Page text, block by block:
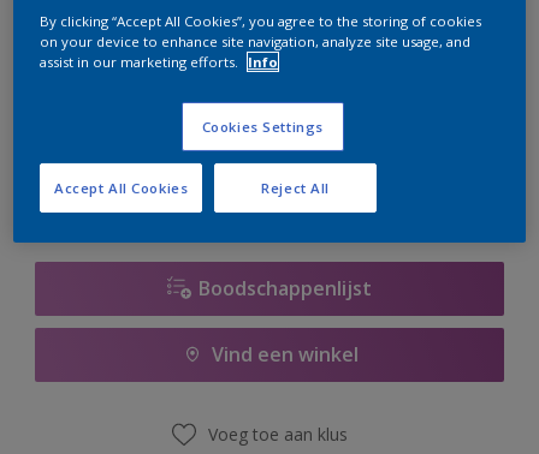
te bestellen. Houd de website in de gaten, we werken
er hard aan om de voorraad aan te vullen.
Boodschappenlijst
Vind een winkel
Voeg toe aan klus
By clicking “Accept All Cookies”, you agree to the storing of cookies
on your device to enhance site navigation, analyze site usage, and
assist in our marketing efforts.
Info
Cookies Settings
Reject All
Accept All Cookies